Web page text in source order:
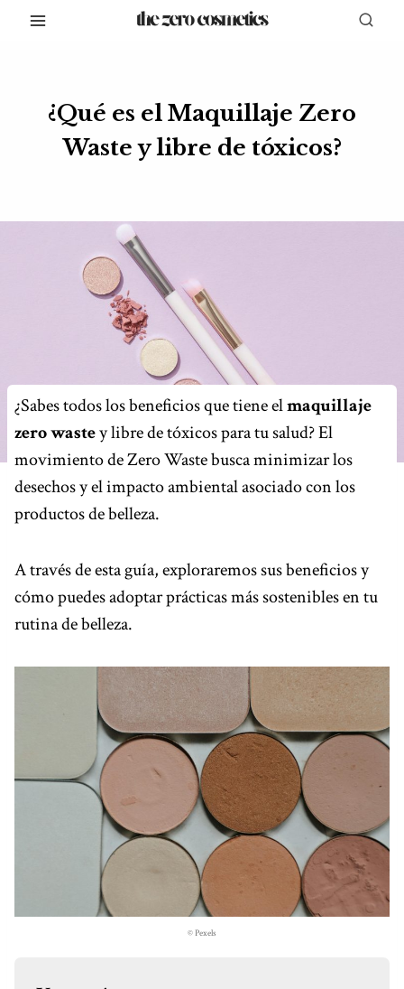
Saltar
¿Qué es el Maquillaje Zero
Waste y libre de tóxicos?
¿Sabes todos los beneficios que tiene elmaquillaje
zero wastey libre de tóxicos para tu salud? El
movimiento de Zero Waste busca minimizar los
desechos y el impacto ambiental asociado con los
productos de belleza.
A través de esta guía, exploraremos sus beneficios y
cómo puedes adoptar prácticas más sostenibles en tu
rutina de belleza.
© Pexels